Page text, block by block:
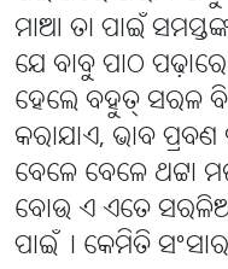
ମାଆ ତା ପାଇଁ
ଯେ ବାବୁ ପାଠ
ହେଲେ ବହୁତ୍ ସରଳ
କରାଯାଏ, ଭାବ
ବେଳେ ବେଳେ ଥଟ୍ଟା
ବୋଉ ଏ ଏତେ ସରଳିଆ
ପାଇଁ୤ କେମିତି